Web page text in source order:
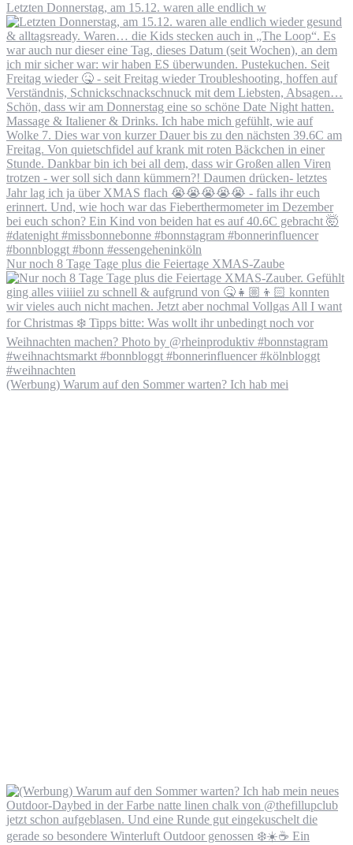
Letzten Donnerstag, am 15.12. waren alle endlich w
Nur noch 8 Tage Tage plus die Feiertage XMAS-Zaube
(Werbung) Warum auf den Sommer warten? Ich hab mei